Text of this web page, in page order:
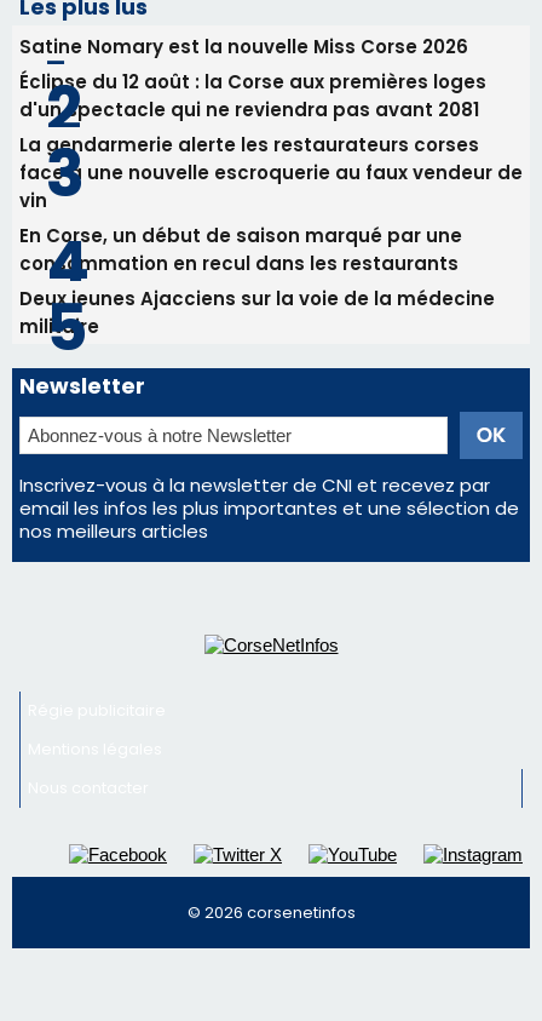
Deux jeunes Ajacciens sur la voie de la médecine
militaire
Newsletter
Inscrivez-vous à la newsletter de CNI et recevez par
email les infos les plus importantes et une sélection de
nos meilleurs articles
Régie publicitaire
Nous contacter
© 2026 corsenetinfos